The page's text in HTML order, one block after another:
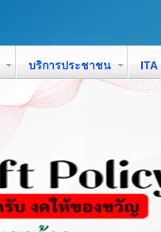
บริการประชาชน ITA